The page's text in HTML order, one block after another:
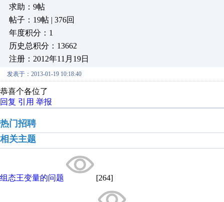
求助：9帖
帖子：19帖 | 376回
年度积分：1
历史总积分：13662
注册：2012年11月19日
发表于：2013-01-19 10:18:40
恭喜个各位了
回复 引用 举报
热门招聘
相关主题
组态王变量的问题 [264]